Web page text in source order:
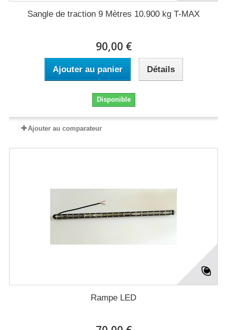
Sangle de traction 9 Mètres 10.900 kg T-MAX
90,00 €
Ajouter au panier Détails
Disponible
Ajouter au comparateur
Rampe LED